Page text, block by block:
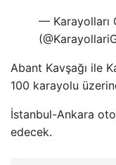
— Karayolları
Abant Kavşağı ile
100 karayolu
İstanbul-Ankara
edecek.